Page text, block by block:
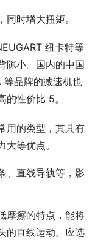
时增大扭矩。
纽卡特等
隙小。国内的中国
等品牌的减速机也
性价比 5。
用的类型，其具有
等优点。
、直线导轨等，影
摩擦的特点，能将
的直线运动。应选